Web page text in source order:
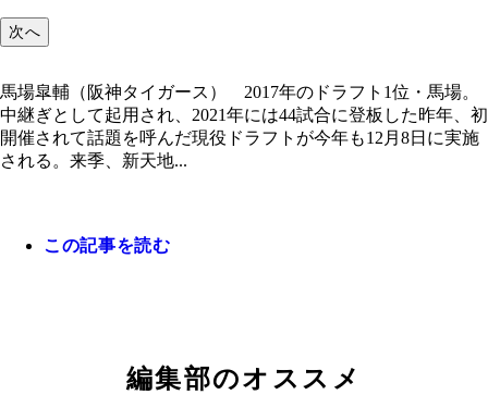
た
中村奨成（広島東洋カープ） 2017年のドラフト1
笠谷俊介（福岡ソフトバンクホークス） 制球に
未到となるウエスタン・リーグ4年連続ホームラン
いたリチャード
ドラフト1位・藤平。今季は5年ぶりに2桁登板を果
も、防御率は4点台
次へ
馬場皐輔（阪神タイガース） 2017年のドラフト1位・馬場。
中継ぎとして起用され、2021年には44試合に登板した昨年、初
開催されて話題を呼んだ現役ドラフトが今年も12月8日に実施
される。来季、新天地...
この記事を読む
編集部のオススメ